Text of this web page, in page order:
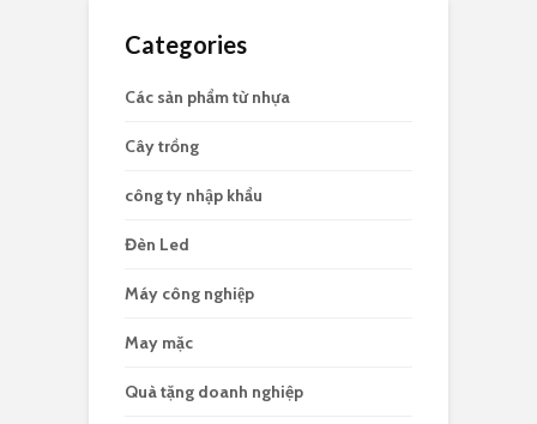
Categories
Các sản phẩm từ nhựa
Cây trồng
công ty nhập khẩu
Đèn Led
Máy công nghiệp
May mặc
Quà tặng doanh nghiệp